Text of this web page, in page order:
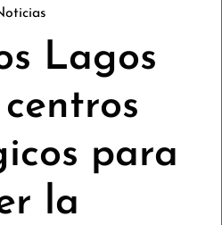
Lagos
para
la